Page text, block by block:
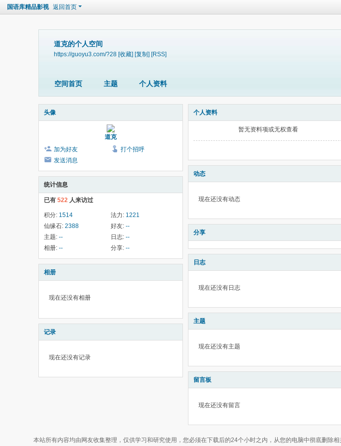
国语库精品影视 返回首页
道克的个人空间
https://guoyu3.com/?28 [收藏] [复制] [RSS]
空间首页 主题 个人资料
头像
道克
加为好友
打个招呼
发送消息
统计信息
已有 522 人来访过
积分: 1514 法力: 1221
仙缘石: 2388 好友: --
主题: -- 日志: --
相册: -- 分享: --
相册
现在还没有相册
记录
现在还没有记录
个人资料
暂无资料项或无权查看
动态
现在还没有动态
分享
日志
现在还没有日志
主题
现在还没有主题
留言板
现在还没有留言
本站所有内容均由网友收集整理，仅供学习和研究使用，您必须在下载后的24个小时之内，从您的电脑中彻底删除相